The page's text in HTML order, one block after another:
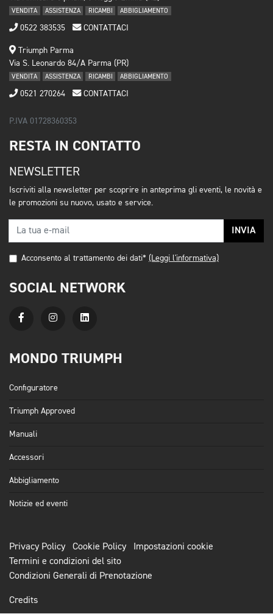
VENDITA ASSISTENZA RICAMBI ABBIGLIAMENTO
0522 383535 CONTATTACI
Triumph Parma
Via S. Leonardo 84/A Parma (PR)
VENDITA ASSISTENZA RICAMBI ABBIGLIAMENTO
0521 270264 CONTATTACI
P.IVA 01728360353
RESTA IN CONTATTO
NEWSLETTER
Iscriviti alla newsletter per scoprire in anteprima gli eventi, le novità e
le promozioni su nuovo, usato e service.
INVIA
Acconsento al trattamento dei dati* (Leggi l'informativa)
SOCIAL NETWORK
MONDO TRIUMPH
Configuratore
Triumph Approved
Manuali
Accessori
Abbigliamento
Notizie ed eventi
Privacy Policy Cookie Policy
Impostazioni cookie
Termini e condizioni del sito
Condizioni Generali di Prenotazione
Credits